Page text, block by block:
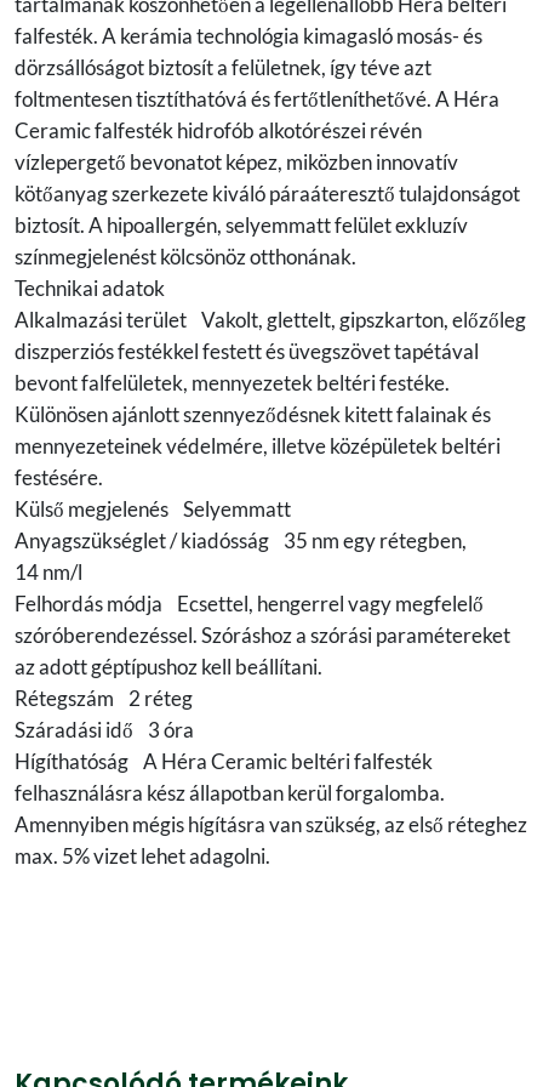
falfesték. A kerámia technológia kimagasló mosás- és
dörzsállóságot biztosít a felületnek, így téve azt
foltmentesen tisztíthatóvá és fertőtleníthetővé. A Héra
Ceramic falfesték hidrofób alkotórészei révén
vízlepergető bevonatot képez, miközben innovatív
kötőanyag szerkezete kiváló páraáteresztő tulajdonságot
biztosít. A hipoallergén, selyemmatt felület exkluzív
színmegjelenést kölcsönöz otthonának.
Technikai adatok
Alkalmazási terület Vakolt, glettelt, gipszkarton, előzőleg
diszperziós festékkel festett és üvegszövet tapétával
bevont falfelületek, mennyezetek beltéri festéke.
Különösen ajánlott szennyeződésnek kitett falainak és
mennyezeteinek védelmére, illetve középületek beltéri
festésére.
Külső megjelenés Selyemmatt
Anyagszükséglet / kiadósság 35 nm egy rétegben,
14 nm/l
Felhordás módja Ecsettel, hengerrel vagy megfelelő
szóróberendezéssel. Szóráshoz a szórási paramétereket
az adott géptípushoz kell beállítani.
Rétegszám 2 réteg
Száradási idő 3 óra
Hígíthatóság A Héra Ceramic beltéri falfesték
felhasználásra kész állapotban kerül forgalomba.
Amennyiben mégis hígításra van szükség, az első réteghez
max. 5% vizet lehet adagolni.